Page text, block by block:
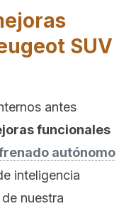
SUV
antes
funcionales
autónomo
inteligencia
nuestra